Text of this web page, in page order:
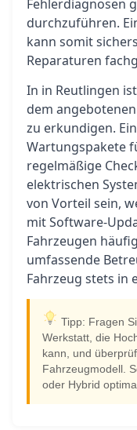
Fehlerdiagnosen
durchzuführen.
kann somit
Reparaturen
In in Reutlingen
dem
zu erkundigen.
Wartungspakete
regelmäßige
elektrischen
von Vorteil sein,
mit Software-
Fahrzeugen
umfassende
Fahrzeug stets in
Tipp: Fragen
Werkstatt, die
kann, und
Fahrzeugmodell.
oder Hybrid